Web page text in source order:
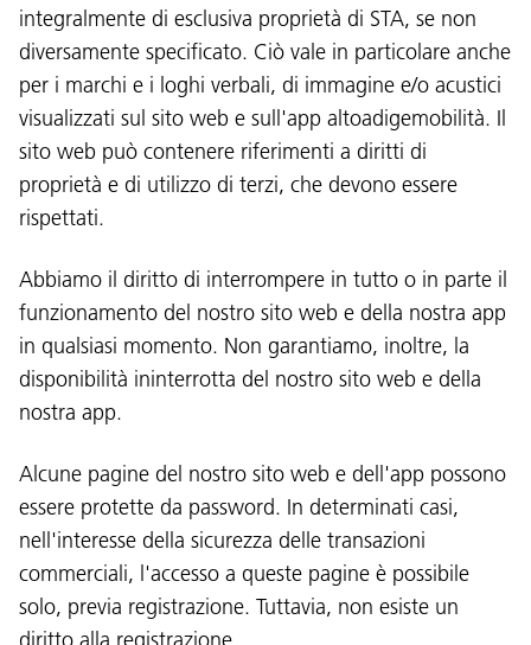
integralmente di esclusiva proprietà di STA, se non
diversamente specificato. Ciò vale in particolare anche
per i marchi e i loghi verbali, di immagine e/o acustici
visualizzati sul sito web e sull'app altoadigemobilità. Il
sito web può contenere riferimenti a diritti di
proprietà e di utilizzo di terzi, che devono essere
rispettati.
Abbiamo il diritto di interrompere in tutto o in parte il
funzionamento del nostro sito web e della nostra app
in qualsiasi momento. Non garantiamo, inoltre, la
disponibilità ininterrotta del nostro sito web e della
nostra app.
Alcune pagine del nostro sito web e dell'app possono
essere protette da password. In determinati casi,
nell'interesse della sicurezza delle transazioni
commerciali, l'accesso a queste pagine è possibile
solo, previa registrazione. Tuttavia, non esiste un